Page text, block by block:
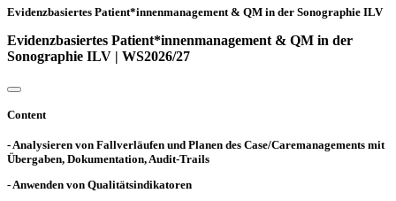
Evidenzbasiertes Patient*innenmanagement & QM in der Sonographie ILV
Evidenzbasiertes Patient*innenmanagement & QM in der
Sonographie ILV | WS2026/27
Content
- Analysieren von Fallverläufen und Planen des Case/Caremanagements mit
Übergaben, Dokumentation, Audit-Trails
- Anwenden von Qualitätsindikatoren